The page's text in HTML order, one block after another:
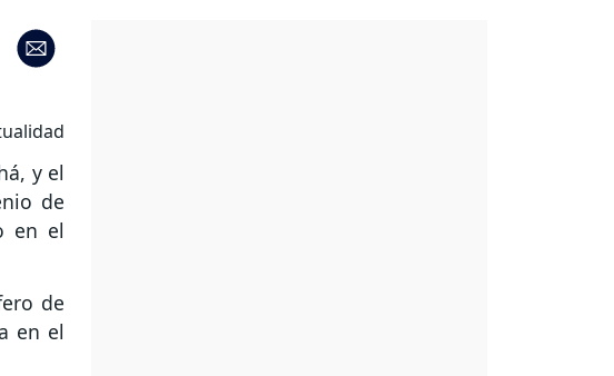
y el
de
en el
de
en el